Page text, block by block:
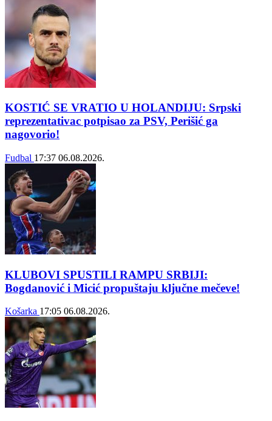
KOSTIĆ SE VRATIO U HOLANDIJU: Srpski
reprezentativac potpisao za PSV, Perišić ga
nagovorio!
Fudbal 17:37 06.08.2026.
KLUBOVI SPUSTILI RAMPU SRBIJI:
Bogdanović i Micić propuštaju ključne mečeve!
Košarka 17:05 06.08.2026.